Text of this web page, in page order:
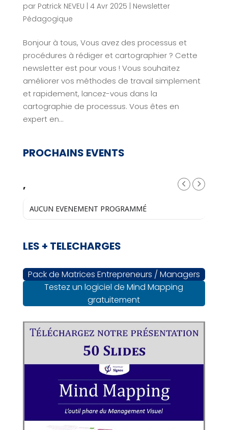
par Patrick NEVEU | 4 Avr 2025 | Newsletter
Pédagogique
Bonjour à tous, Vous avez des processus et
procédures à rédiger et cartographier ? Cette
newsletter est pour vous ! Vous souhaitez
améliorer vos méthodes de travail simplement
et rapidement, lancez-vous dans la
cartographie de processus. Vous êtes en
expert en...
PROCHAINS EVENTS
,
AUCUN EVENEMENT PROGRAMMÉ
LES + TELECHARGES
Pack de Matrices Entrepreneurs / Managers
Testez un logiciel de Mind Mapping
gratuitement